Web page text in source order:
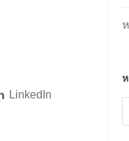
LinkedIn